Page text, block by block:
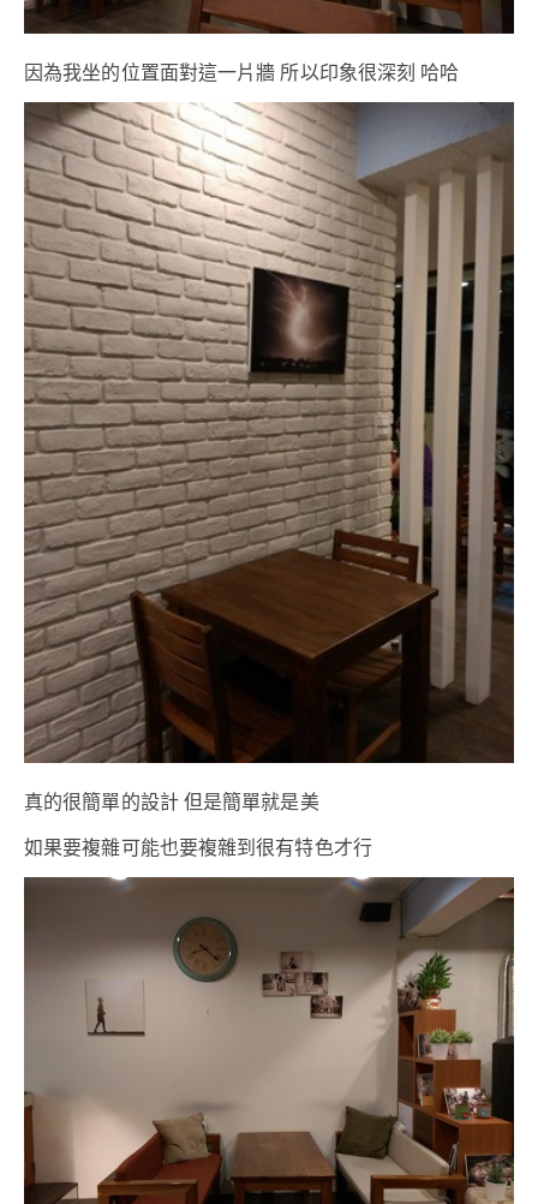
因為我坐的位置面對這一片牆 所以印象很深刻 哈哈
真的很簡單的設計 但是簡單就是美
如果要複雜可能也要複雜到很有特色才行